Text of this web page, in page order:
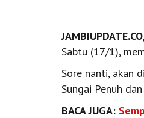
Sabtu (17/1),
Sore nanti, akan
Sungai Penuh
BACA JUGA: